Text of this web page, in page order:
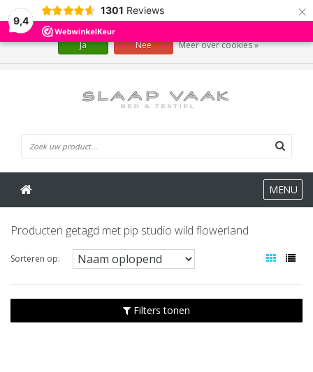
9,4
1301 Reviews ×
MENU
Producten getagd met pip studio wild flowerland
Sorteren op:
Filters tonen
Wij slaan cookies op om onze website te verbeteren. Is dat akkoord?
Ja Nee Meer over cookies »